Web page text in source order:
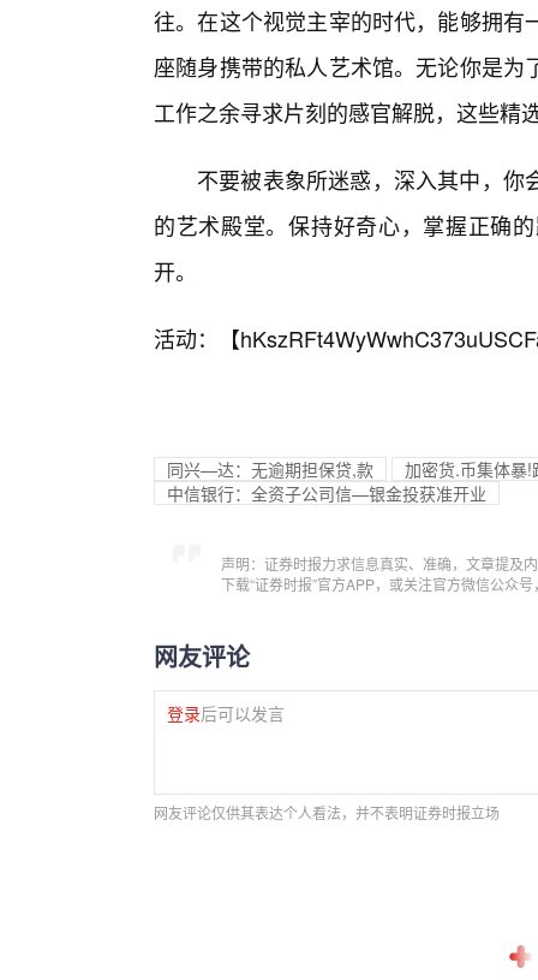
往。在这个视觉主宰的时代，能够拥
座随身携带的私人艺术馆。无论你是
工作之余寻求片刻的感官解脱，这些精
不要被表象所迷惑，深入其中，
的艺术殿堂。保持好奇心，掌握正确
开。
活动：【
同兴—达：无逾期担保贷,款
加密货.币集体暴
中信银行：全资子公司信—银金投获准开业
声明：证券时报力求信息真实、准确，文章提及
下载“证券时报”官方APP，或关注官方微信公众
网友评论
登录后可以发言
网友评论仅供其表达个人看法，并不表明证券时报立场